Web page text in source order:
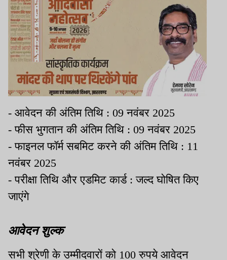
- आवेदन की अंतिम तिथि : 09 नवंबर 2025
- फीस भुगतान की अंतिम तिथि : 09 नवंबर 2025
- फाइनल फॉर्म सबमिट करने की अंतिम तिथि : 11
नवंबर 2025
- परीक्षा तिथि और एडमिट कार्ड : जल्द घोषित किए
जाएंगे
आवेदन शुल्क
सभी श्रेणी के उम्मीदवारों को 100 रुपये आवेदन